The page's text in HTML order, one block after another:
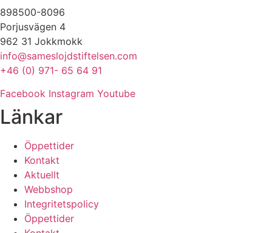
898500-8096
Porjusvägen 4
962 31 Jokkmokk
info@sameslojdstiftelsen.com
+46 (0) 971- 65 64 91
Facebook Instagram Youtube
Länkar
Öppettider
Kontakt
Aktuellt
Webbshop
Integritetspolicy
Öppettider